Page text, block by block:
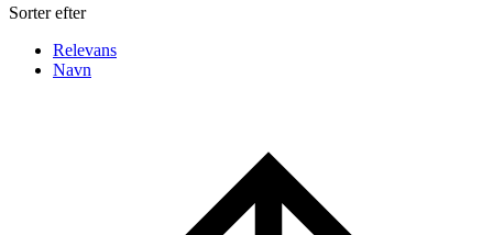
Sorter efter
Relevans
Navn